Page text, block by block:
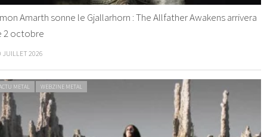
Amarth sonne le Gjallarhorn : The Allfather Awakens arrivera
2 octobre
JUILLET 2026
METAL WEBZINE METAL